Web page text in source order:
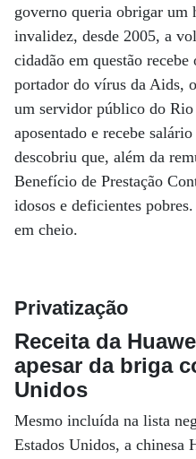
governo queria obrigar um
invalidez, desde 2005, a
cidadão em questão
portador do vírus da Aids,
um servidor público do Rio
aposentado e recebe
descobriu que, além da
Benefício de Prestação
idosos e deficientes
em cheio.
Privatização
Receita da
apesar da briga
Unidos
Mesmo incluída na lista
Estados Unidos, a chinesa